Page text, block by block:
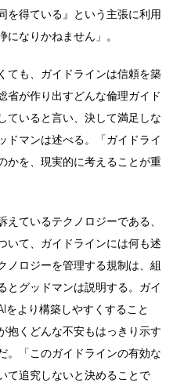
を得ている』という主張に利用
になりかねません」。
ても、ガイドラインは信頼を築
省が作り出すどんな倫理ガイド
ていると言い、決して満足しな
ドマンは述べる。「ガイドライ
かを、現実的に考えることが重
ているテクノロジーである、
いて、ガイドラインには何も述
ノロジーを管理する規制は、組
とグッドマンは説明する。ガイ
をより構築しやすくすること
抱くどんな不安もはっきり示す
。「このガイドラインの有効な
て追究しないと決めることで